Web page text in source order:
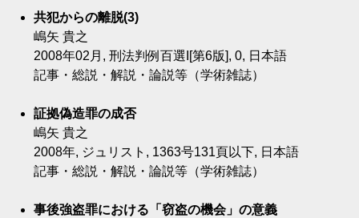
共犯からの離脱(3)
嶋矢 貴之
2008年02月, 刑法判例百選I[第6版], 0, 日本語
記事・総説・解説・論説等（学術雑誌）
証拠偽造罪の成否
嶋矢 貴之
2008年, ジュリスト, 1363号131頁以下, 日本語
記事・総説・解説・論説等（学術雑誌）
事後強盗罪における「窃盗の機会」の意義